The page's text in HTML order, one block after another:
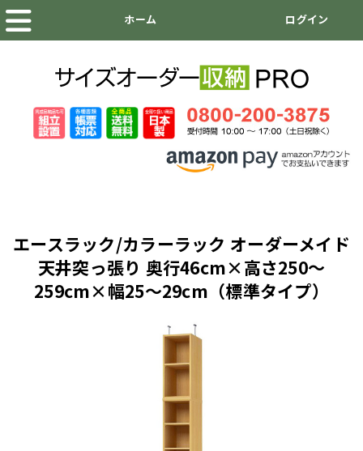
エースラック/カラーラック オーダーメイド
天井突っ張り 奥行46cm×高さ250～
259cm×幅25～29cm（標準タイプ）